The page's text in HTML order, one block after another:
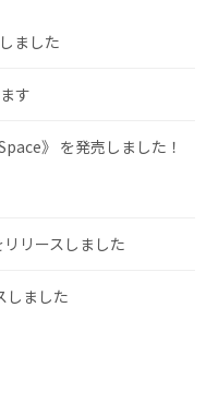
ました
す
》 を発売しました！
リースしました
しました